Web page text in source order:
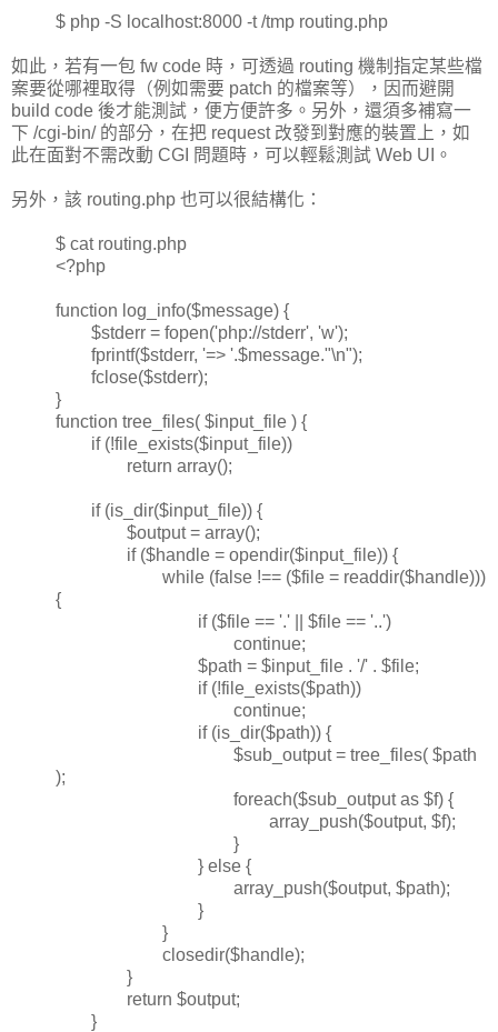
$ php -S localhost:8000 -t /tmp routing.php
如此，若有一包 fw code 時，可透過 routing 機制指定某些檔
案要從哪裡取得（例如需要 patch 的檔案等），因而避開
build code 後才能測試，便方便許多。另外，還須多補寫一
下 /cgi-bin/ 的部分，在把 request 改發到對應的裝置上，如
此在面對不需改動 CGI 問題時，可以輕鬆測試 Web UI。
另外，該 routing.php 也可以很結構化：
$ cat routing.php
<?php
function log_info($message) {
$stderr = fopen('php://stderr', 'w');
fprintf($stderr, '=> '.$message."\n");
fclose($stderr);
}
function tree_files( $input_file ) {
if (!file_exists($input_file))
return array();
if (is_dir($input_file)) {
$output = array();
if ($handle = opendir($input_file)) {
while (false !== ($file = readdir($handle)))
{
if ($file == '.' || $file == '..')
continue;
$path = $input_file . '/' . $file;
if (!file_exists($path))
continue;
if (is_dir($path)) {
$sub_output = tree_files( $path
);
foreach($sub_output as $f) {
array_push($output, $f);
}
} else {
array_push($output, $path);
}
}
closedir($handle);
}
return $output;
}